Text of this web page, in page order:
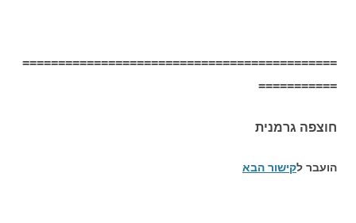
============================================
===========
חוצפה גרמנית
הועבר לקישור הבא